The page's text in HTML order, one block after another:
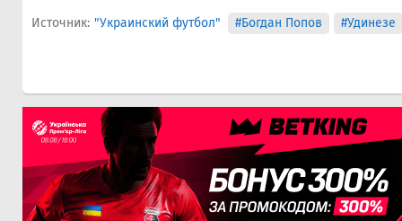
Источник: "Украинский футбол" #Богдан Попов #Удинезе